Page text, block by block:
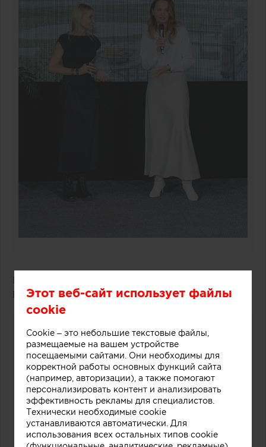
Победитель: проект «Дача Фурцевой в Баковке»
Борис Уборевич-Боровский(UB.DESIGN)
Этот веб-сайт использует файлы
cookie
Cookie – это небольшие текстовые файлы,
размещаемые на вашем устройстве
посещаемыми сайтами. Они необходимы для
корректной работы основных функций сайта
(например, авторизации), а также помогают
персонализировать контент и анализировать
эффективность рекламы для специалистов.
Технически необходимые cookie
устанавливаются автоматически. Для
использования всех остальных типов cookie